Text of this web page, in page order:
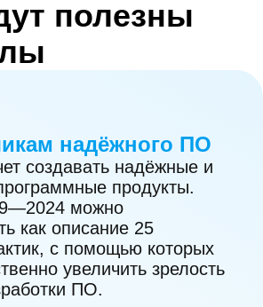
угроз и разработка
атаки.
правил
исходного кода.
анализ исходного
анализ кода
полезны
надёжного ПО
создавать надёжные и
продукты.
можно
как описание 25
с помощью которых
увеличить зрелость
ПО.